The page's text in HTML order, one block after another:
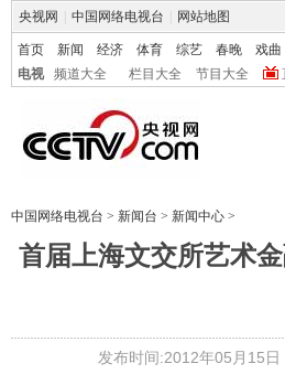
央视网 中国网络电视台 网站地图
首页 新闻 经济 体育 综艺 春晚 戏曲
电视
频道大全 栏目大全 节目大全
中国网络电视台 > 新闻台 > 新闻中心 >
首届上海文交所艺术
发布时间:2012年05月15日